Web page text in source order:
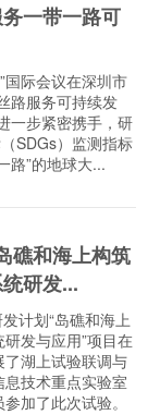
一带一路可
国际会议在深圳市
路服务可持续发
一步紧密携手，研
SDGs）监测指标
路”的地球大...
礁和海上构筑
研发...
计划“岛礁和海上
发与应用”项目在
湖上试验联调与
技术重点实验室
加了此次试验。